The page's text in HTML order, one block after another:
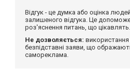
Відгук - це думка або оцінка
залишеного відгука. Це
роз'яснення питань, що цікавлять.
Не дозволяється:
безпідставні заяви, що
самореклама.